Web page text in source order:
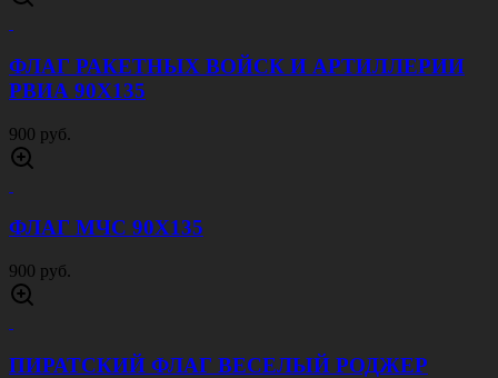
ФЛАГ РАКЕТНЫХ ВОЙСК И АРТИЛЛЕРИИ
РВИА 90Х135
900 руб.
ФЛАГ МЧС 90Х135
900 руб.
ПИРАТСКИЙ ФЛАГ ВЕСЕЛЫЙ РОДЖЕР